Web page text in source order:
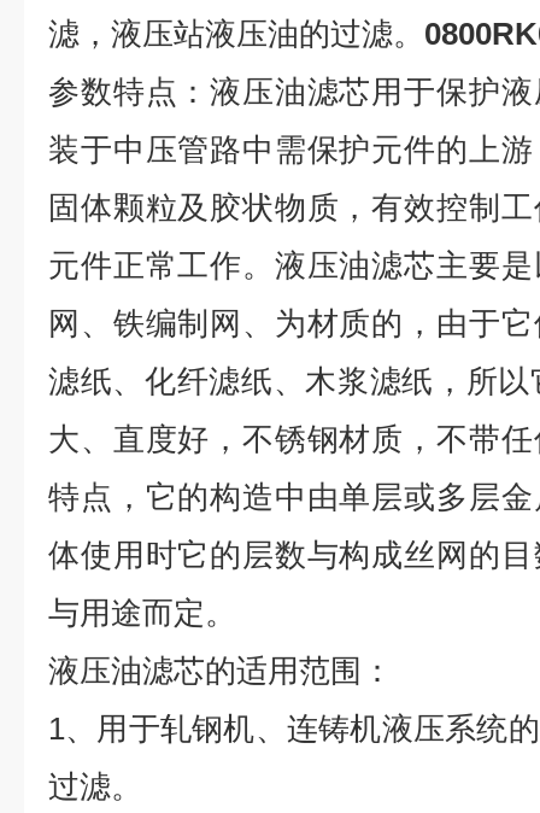
滤，液压站液压油的过滤。
参数特点：液压油滤芯用于保护
装于中压管路中需保护元件的上
固体颗粒及胶状物质，有效控制
元件正常工作。液压油滤芯主要
网、铁编制网、为材质的，由于
滤纸、化纤滤纸、木浆滤纸，所以
大、直度好，不锈钢材质，不带
特点，它的构造中由单层或多层
体使用时它的层数与构成丝网的
与用途而定。
液压油滤芯的适用范围：
1、用于轧钢机、连铸机液压系统
过滤。